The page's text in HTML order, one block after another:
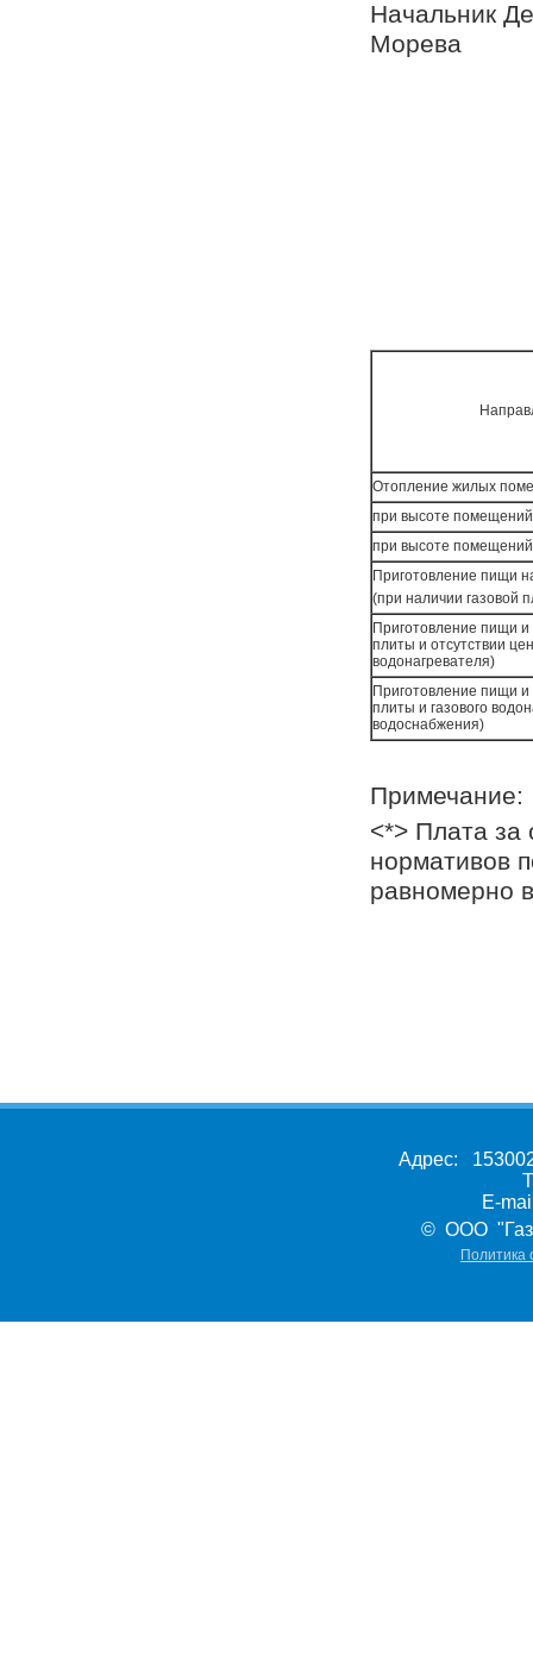
Морева
Отопление жилых
при высоте
при высоте
Приготовление пищи
(при наличии газовой
Приготовление пищи и
плиты и отсутствии
водонагревателя)
Приготовление пищи и
плиты и газового
водоснабжения)
Примечание:
<*> Плата
нормативов
равномерно
Адрес:
E-
© ООО
Политика